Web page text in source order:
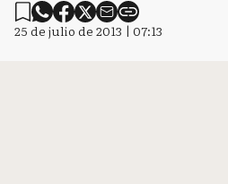
25 de julio de 2013 | 07:13